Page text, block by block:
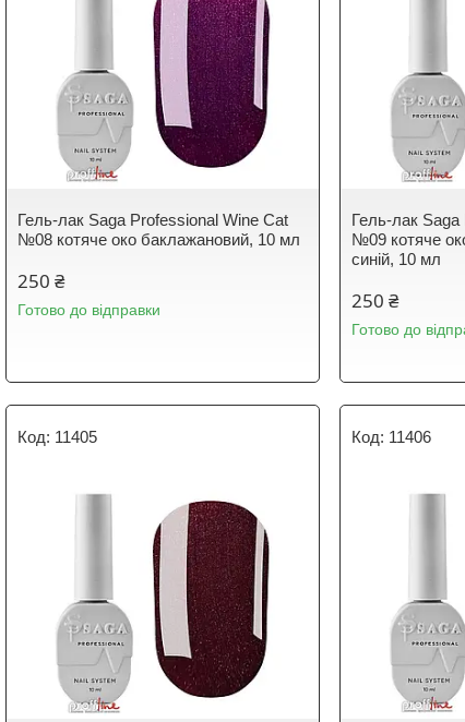
Гель-лак Saga Professional Wine Cat
№08 котяче око баклажановий, 10 мл
250 ₴
Готово до відправки
Гель-лак
№09 котяче
синій, 10 мл
250 ₴
Готово до
11405 11406